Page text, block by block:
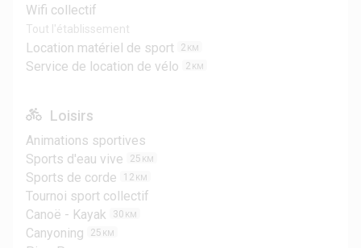
Wifi collectif
Tout l'établissement
Location matériel de sport 2 KM
Service de location de vélo 2 KM
Loisirs
Animations sportives
Sports d'eau vive
25 KM
Sports de corde 12 KM
Tournoi sport collectif
Canoë - Kayak
30 KM
Canyoning 25 KM